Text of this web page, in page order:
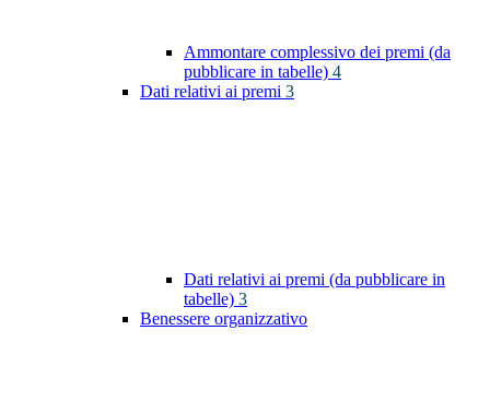
Ammontare complessivo dei premi (da
pubblicare in tabelle) 4
Dati relativi ai premi 3
Dati relativi ai premi (da pubblicare in
tabelle) 3
Benessere organizzativo